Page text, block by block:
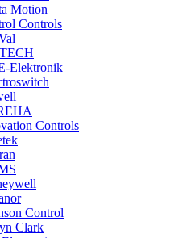
Motion
Controls
Elektronik
Controls
Control
Clark